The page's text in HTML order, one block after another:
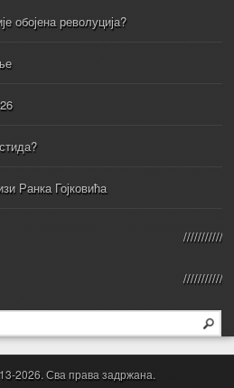
обојена револуција?
Ранка Гојковића
2026. Сва права задржана.